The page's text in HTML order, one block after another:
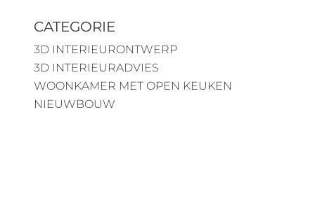
CATEGORIE
3D INTERIEURONTWERP
3D INTERIEURADVIES
WOONKAMER MET OPEN KEUKEN
NIEUWBOUW